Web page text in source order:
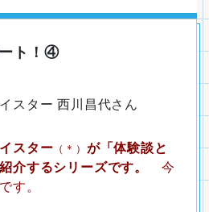
ト！④
スター 西川昌代さん
スター （＊） が「体験談と
介するシリーズです。 今
す。